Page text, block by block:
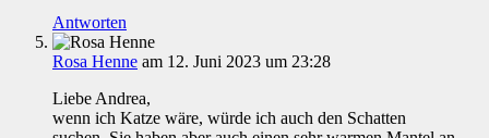
Antworten
Rosa Henne am 12. Juni 2023 um 23:28
Liebe Andrea,
wenn ich Katze wäre, würde ich auch den Schatten